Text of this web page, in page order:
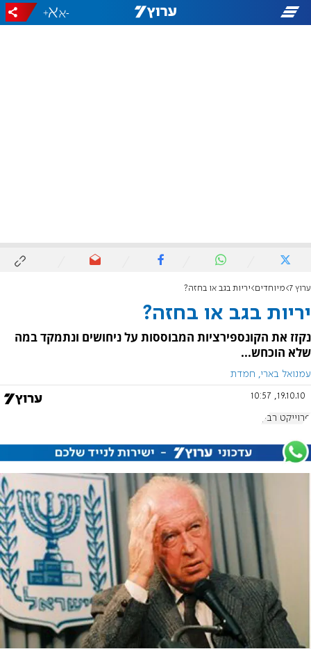
-
+
ערוץ 7 מיוחדים יריות בגב או בחזה?
יריות בגב או בחזה?
נקזז את הקונספירציות המבוססות על ניחושים ונתמקד במה
שלא הוכחש...
עמנואל בארי, חמדת
19.10.10, 10:57
פרוייקט רבין